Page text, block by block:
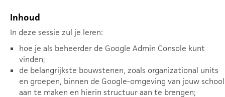
Inhoud
In deze sessie zul je leren:
hoe je als beheerder de Google Admin Console kunt
vinden;
de belangrijkste bouwstenen, zoals organizational units
en groepen, binnen de Google-omgeving van jouw school
aan te maken en hierin structuur aan te brengen;